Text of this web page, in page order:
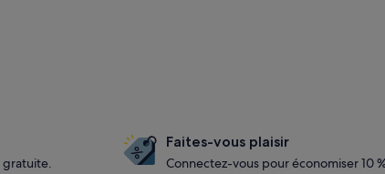
gratuite.
Faites-vous plaisir
Connectez-vous pour économiser 10